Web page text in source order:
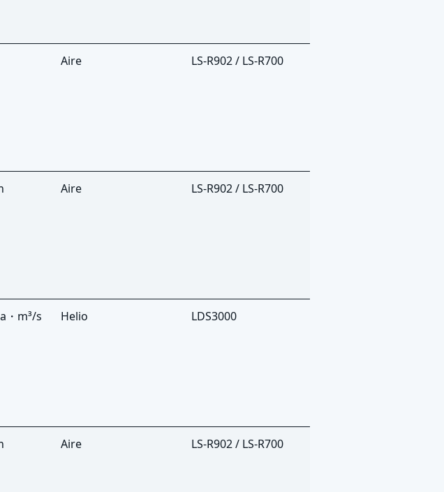
Aire LS-R902 / LS-R700
Aire LS-R902 / LS-R700
・m³/s Helio LDS3000
Aire LS-R902 / LS-R700